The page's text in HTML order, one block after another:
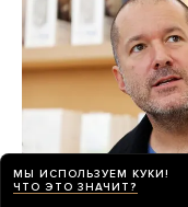
МЫ ИСПОЛЬЗУЕМ КУКИ!
ЧТО ЭТО ЗНАЧИТ?